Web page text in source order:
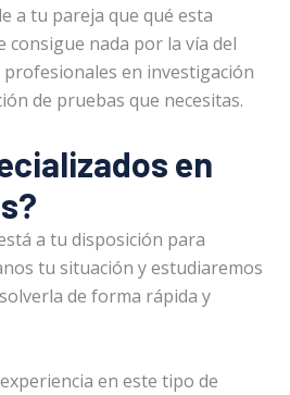
a tu pareja que qué esta
nada por la vía del
en investigación
de pruebas que necesitas.
en
a tu disposición para
tu situación y estudiaremos
de forma rápida y
en este tipo de